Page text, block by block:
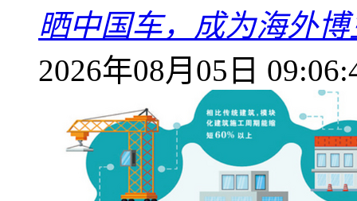
晒中国车，成为海外
2026年08月05日